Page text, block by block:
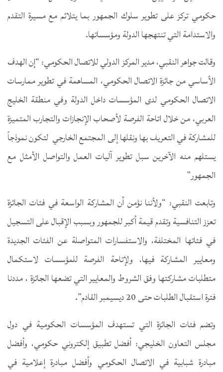
حكومي تركز على تطوير سلوك الجمهور بما يتلائم مع مسيرة التقدم
والاستدامة التي تنتهجها الدولة ومؤسساتها.
وقالت جواهر النقبي، مدير المركز الدولي للاتصال الحكومي: “إن الهدف
الأساسي من جائزة الاتصال الحكومي، المساهمة في تطوير ممارسات
الاتصال الحكومي لدى المؤسسات داخل الدولة وفي منطقة الخليج
العربي، من خلال اتاحة الفرصة لأصحاب الإنجازات والتجارب المتميزة
للمشاركة في التعريف بها ونقلها إلى المجتمع الخارجي لتكون نموذجاً
يستلهم منه الآخرين سبل تطوير آليات العمل والتواصل الأمثل مع
الجمهور”
وتابعت النقبي: “ولأننا نؤمن أن المشاركة الواسعة في فئات الجائزة
تعزز التنافسية وتقدم قيمة أكبر للجمهور وبسبب الإقبال على التسجيل
في فئاتها المختلفة، والاستفسارات المتواصلة عن الفئات الجديدة
ومعايير المشاركة فيها، ولإتاحة الفرصة للمؤسسات لاستكمال
متطلبات مشاركتها وفق الشروط والمعايير التي تضعها الجائزة ، مددنا
فترة استقبال الطلبات حتى 20 ديسيمبر القادم”.
وتضم فئات الجائزة التي تستهدف المؤسسات الحكومية في دول
مجلس التعاون الخليجي: أفضل تطبيق إلكتروني حكومي، وأفضل
مبادرة شبابية في الاتصال الحكومي وأفضل مبادرة إعلامية في